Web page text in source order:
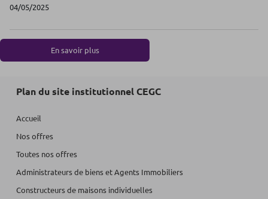
04/05/2025
En savoir plus
Plan du site institutionnel CEGC
Accueil
Nos offres
Toutes nos offres
Administrateurs de biens et Agents Immobiliers
Constructeurs de maisons individuelles